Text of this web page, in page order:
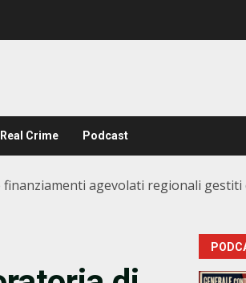
Crime Podcast
agevolati regionali gestiti da